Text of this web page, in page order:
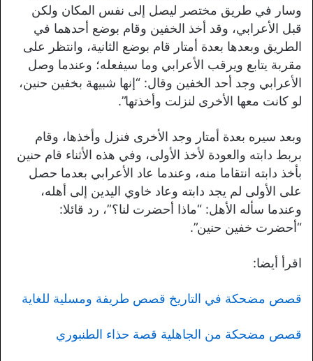
وسار في طريق مختصر ليصل إلى نفس المكان ولكن
قبل الأعرابي، وقد أخذ الخفين وقام بوضع أحدهما في
الطريق وبعدها بعدة أمتار قام بوضع الثانية، وانتظر على
مقربة يتابع ويرقب الأعرابي وما سيفعله؛ وعندما وصل
الأعرابي وجد أحد الخفين وقال: “إنها شبيهة بخفين حنين،
لو كانت معها الأخرى لنزلت وأخذتها”.
وبعد سيره بعدة أمتار وجد الأخرى فنزل وأخذها، وقام
بربط دابته والعودة لأخذ الأولى، وفي هذه الأثناء قام حنين
بأخذ دابته انتقاما منه، وعندما عاد الأعرابي بعدما حصل
على الأولى لم يجد دابته وعاد خاوي اليدين إلى أهله،
وعندما سأله الأهل: “ماذا أحضرت لنا؟”، رد قائلا:
“أحضرت خفين حنين”.
اقرأ أيضا:
قصص مضحكة في التاريخ قصص طريفة ومسلية للغاية
قصص مضحكة من الجاهلية قصة حذاء الطنبوري